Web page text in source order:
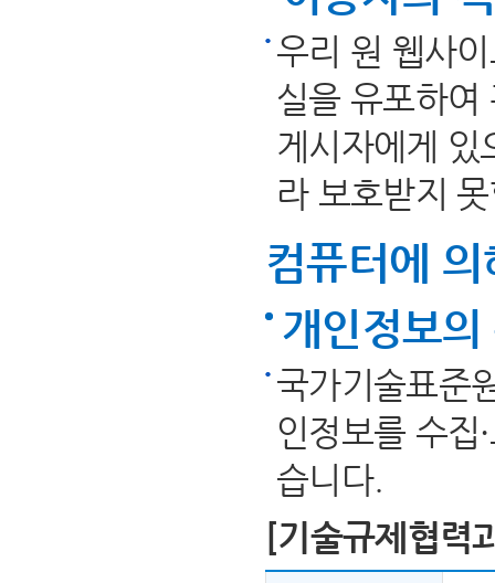
우리 원 웹사
실을 유포하여
게시자에게 있
라 보호받지
컴퓨터에
개인정보
국가기술표준
인정보를 수집
습니다.
[기술규제협력